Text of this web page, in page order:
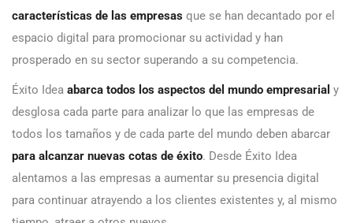
características de las empresas que se han decantado por el
espacio digital para promocionar su actividad y han
prosperado en su sector superando a su competencia.
Éxito Idea abarca todos los aspectos del mundo empresarial y
desglosa cada parte para analizar lo que las empresas de
todos los tamaños y de cada parte del mundo deben abarcar
para alcanzar nuevas cotas de éxito. Desde Éxito Idea
alentamos a las empresas a aumentar su presencia digital
para continuar atrayendo a los clientes existentes y, al mismo